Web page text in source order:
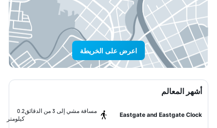
اعرض على الخريطة
أشهر المعالم
Eastgate and Eastgate Clock
مسافة مشي إلى 3 من الدقائق
0.2
كيلومتر